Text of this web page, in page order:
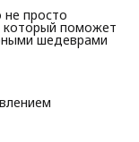
не просто
который поможет
шедеврами